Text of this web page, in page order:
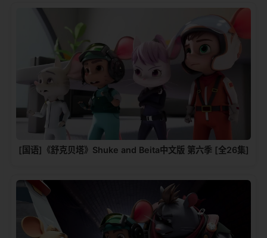
[国语]《舒克贝塔》Shuke and Beita中文版 第六季 [全26集]